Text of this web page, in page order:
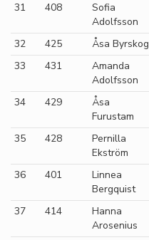
31 408
Sofia
Adolfsson
32 425 Åsa Byrskog
33
431
Amanda
Adolfsson
34 429
Åsa
Furustam
35 428
Pernilla
Ekström
36 401
Linnea
Bergquist
37 414
Hanna
Arosenius